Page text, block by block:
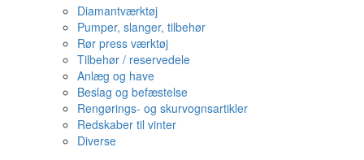
Diamantværktøj
Pumper, slanger, tilbehør
Rør press værktøj
Tilbehør / reservedele
Anlæg og have
Beslag og befæstelse
Rengørings- og skurvognsartikler
Redskaber til vinter
Diverse